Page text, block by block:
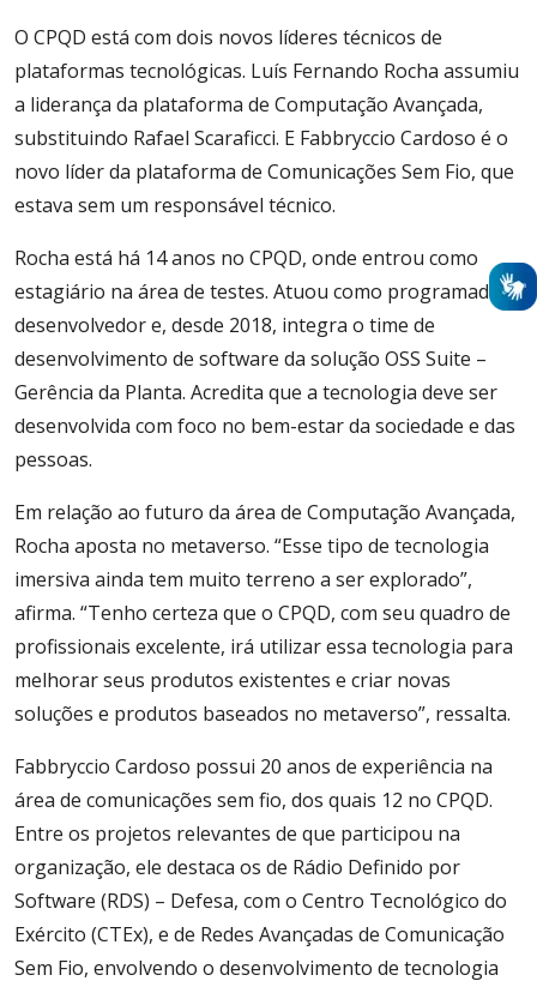
O CPQD está com dois novos líderes técnicos de
plataformas tecnológicas. Luís Fernando Rocha assumiu
a liderança da plataforma de Computação Avançada,
substituindo Rafael Scaraficci. E Fabbryccio Cardoso é o
novo líder da plataforma de Comunicações Sem Fio, que
estava sem um responsável técnico.
Rocha está há 14 anos no CPQD, onde entrou como
estagiário na área de testes. Atuou como programador,
desenvolvedor e, desde 2018, integra o time de
desenvolvimento de software da solução OSS Suite –
Gerência da Planta. Acredita que a tecnologia deve ser
desenvolvida com foco no bem-estar da sociedade e das
pessoas.
Em relação ao futuro da área de Computação Avançada,
Rocha aposta no metaverso. “Esse tipo de tecnologia
imersiva ainda tem muito terreno a ser explorado”,
afirma. “Tenho certeza que o CPQD, com seu quadro de
profissionais excelente, irá utilizar essa tecnologia para
melhorar seus produtos existentes e criar novas
soluções e produtos baseados no metaverso”, ressalta.
Fabbryccio Cardoso possui 20 anos de experiência na
área de comunicações sem fio, dos quais 12 no CPQD.
Entre os projetos relevantes de que participou na
organização, ele destaca os de Rádio Definido por
Software (RDS) – Defesa, com o Centro Tecnológico do
Exército (CTEx), e de Redes Avançadas de Comunicação
Sem Fio, envolvendo o desenvolvimento de tecnologia